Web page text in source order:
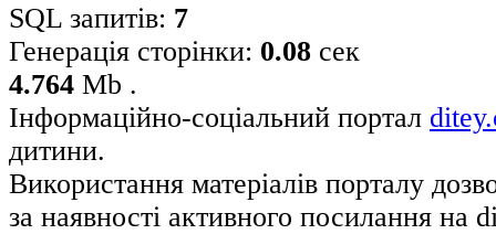
SQL запитів: 7
Генерація сторінки: 0.08 сек
4.764 Mb .
Інформаційно-соціальний портал
дитини.
Використання матеріалів порталу
за наявності активного посилання на